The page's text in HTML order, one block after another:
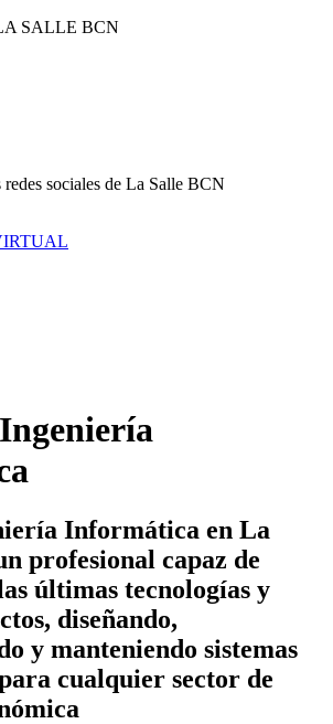
SALLE BCN
redes sociales de La Salle BCN
Informática en La
profesional capaz de
últimas tecnologías y
diseñando,
y manteniendo sistemas
cualquier sector de